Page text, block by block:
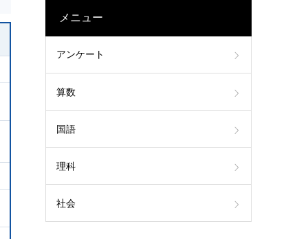
メニュー
アンケート
算数
国語
理科
社会